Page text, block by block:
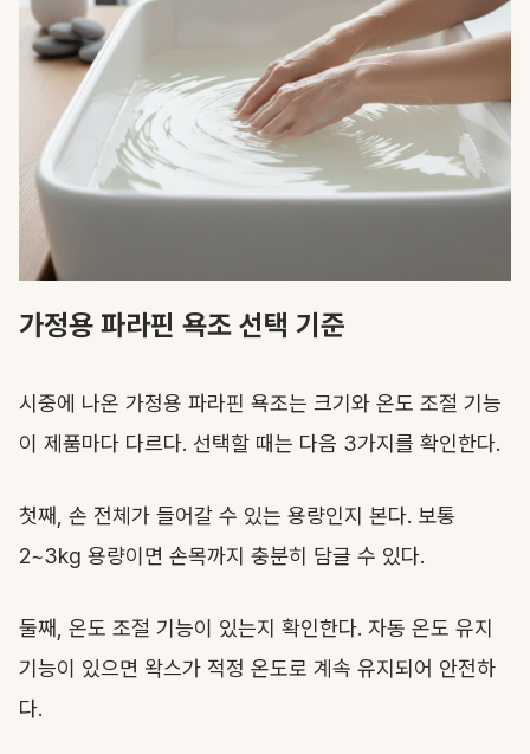
가정용 파라핀 욕조 선택 기준
시중에 나온 가정용 파라핀 욕조는 크기와 온도 조절 기능
이 제품마다 다르다. 선택할 때는 다음 3가지를 확인한다.
첫째, 손 전체가 들어갈 수 있는 용량인지 본다. 보통
2~3kg 용량이면 손목까지 충분히 담글 수 있다.
둘째, 온도 조절 기능이 있는지 확인한다. 자동 온도 유지
기능이 있으면 왁스가 적정 온도로 계속 유지되어 안전하
다.